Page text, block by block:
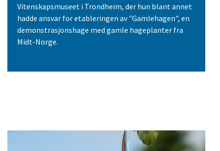
Vitenskapsmuseet i Trondheim, der hun blant annet
hadde ansvar for etableringen av "Gamlehagen", en
demonstrasjonshage med gamle hageplanter fra
Midt-Norge.